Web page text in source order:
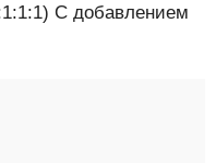
С добавлением